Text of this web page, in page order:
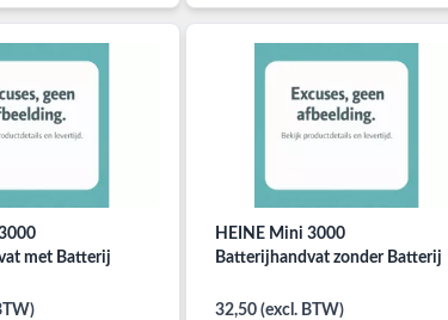
met Batterij
HEINE Mini 3000
Batterijhandvat zonder Batterij
32,50 (excl. BTW)